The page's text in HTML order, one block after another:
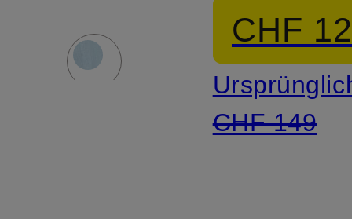
CHF
CHF 149